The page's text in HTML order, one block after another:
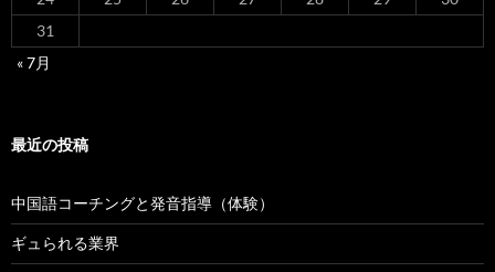
31
« 7月
最近の投稿
中国語コーチングと発音指導（体験）
ギュられる業界